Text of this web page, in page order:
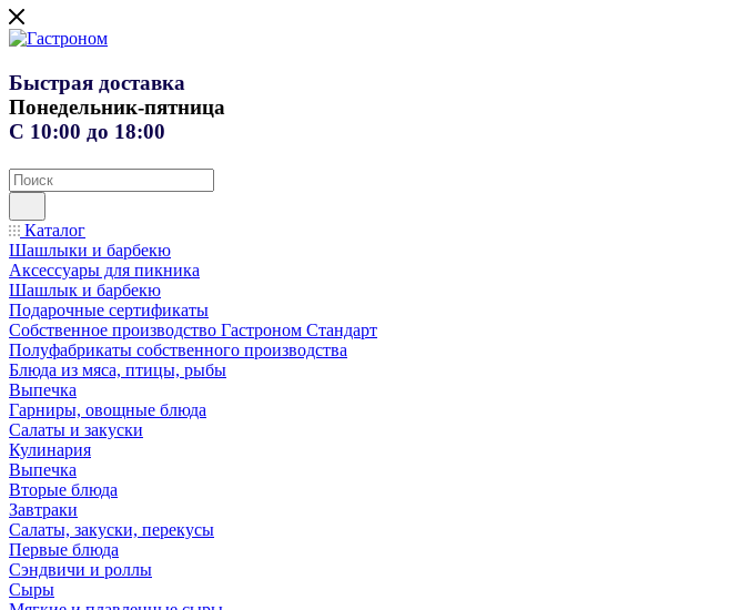
Быстрая доставка
Понедельник-пятница
С 10:00 до 18:00
Каталог
Шашлыки и барбекю
Аксессуары для пикника
Шашлык и барбекю
Подарочные сертификаты
Собственное производство Гастроном Стандарт
Полуфабрикаты собственного производства
Блюда из мяса, птицы, рыбы
Выпечка
Гарниры, овощные блюда
Салаты и закуски
Кулинария
Выпечка
Вторые блюда
Завтраки
Салаты, закуски, перекусы
Первые блюда
Сэндвичи и роллы
Сыры